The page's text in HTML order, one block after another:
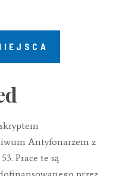
Antyfonarzem z
Prace te są